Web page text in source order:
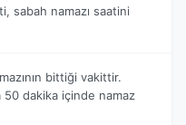
sabah namazı saatini
bittiği vakittir.
dakika içinde namaz